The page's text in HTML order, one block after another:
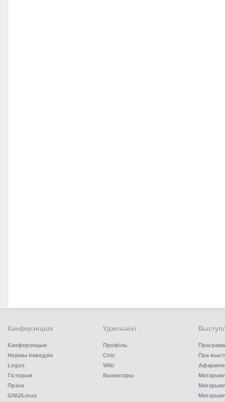
Канферэнцыя
Канферэнцыя
Нормы паводзін
Logos
Гісторыя
Прэса
GNU/Linux
Удзельнiкi
Профіль
Спiс
Wiki
Валантэры
Праграма
Пра